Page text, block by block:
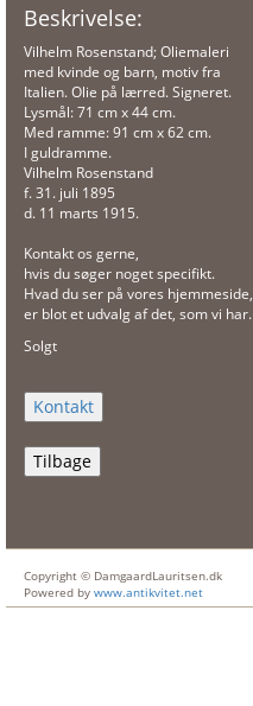
Beskrivelse:
Vilhelm Rosenstand; Oliemaleri
med kvinde og barn, motiv fra
Italien. Olie på lærred. Signeret.
Lysmål: 71 cm x 44 cm.
Med ramme: 91 cm x 62 cm.
I guldramme.
Vilhelm Rosenstand
f. 31. juli 1895
d. 11 marts 1915.
Kontakt os gerne,
hvis du søger noget specifikt.
Hvad du ser på vores hjemmeside,
er blot et udvalg af det, som vi har.
Solgt
Tilbage
Copyright © DamgaardLauritsen.dk
Powered by www.antikvitet.net